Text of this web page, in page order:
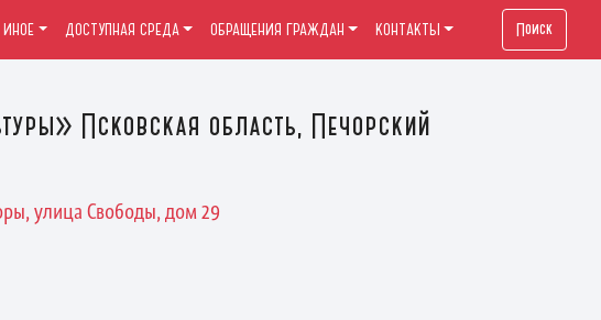
Псковская область, Печорский
улица Свободы, дом 29
ИНОЕ ДОСТУПНАЯ СРЕДА ОБРАЩЕНИЯ ГРАЖДАН КОНТАКТЫ Поиск